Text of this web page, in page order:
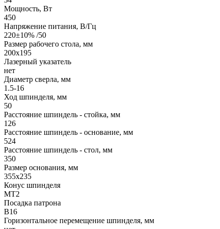
Мощность, Вт
450
Напряжение питания, В/Гц
220±10% /50
Размер рабочего стола, мм
200х195
Лазерный указатель
нет
Диаметр сверла, мм
1.5-16
Ход шпинделя, мм
50
Расстояние шпиндель - стойка, мм
126
Расстояние шпиндель - основание, мм
524
Расстояние шпиндель - стол, мм
350
Размер основания, мм
355х235
Конус шпинделя
MT2
Посадка патрона
В16
Горизонтальное перемещение шпинделя, мм